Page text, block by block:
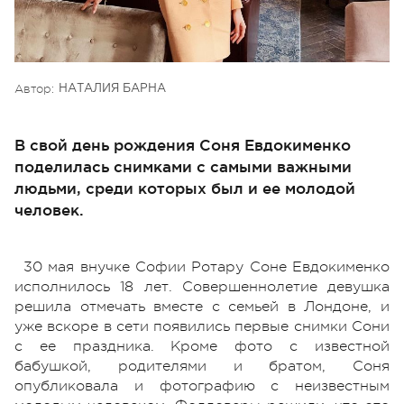
Автор: НАТАЛИЯ БАРНА
В свой день рождения Соня Евдокименко
поделилась снимками с самыми важными
людьми, среди которых был и ее молодой
человек.
30 мая внучке Софии Ротару Соне Евдокименко
исполнилось 18 лет. Совершеннолетие девушка
решила отмечать вместе с семьей в Лондоне, и
уже вскоре в сети появились первые снимки Сони
с ее праздника. Кроме фото с известной
бабушкой, родителями и братом, Соня
опубликовала и фотографию с неизвестным